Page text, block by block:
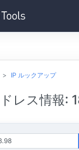
IP ルックアップ
レス情報: